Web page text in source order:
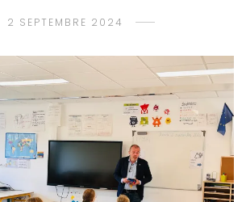
2 SEPTEMBRE 2024